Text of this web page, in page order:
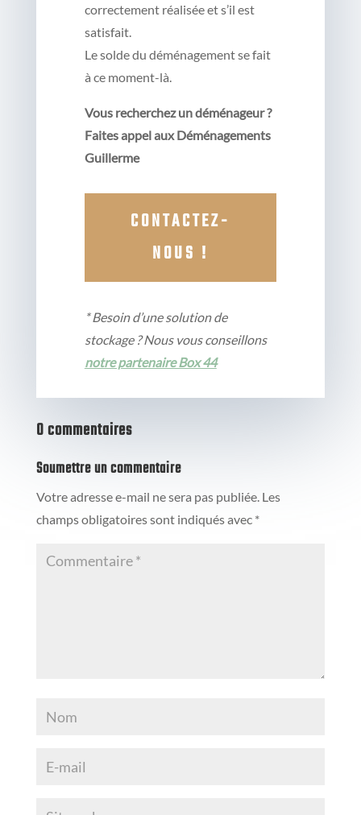
correctement réalisée et s’il est
satisfait.
Le solde du déménagement se fait
à ce moment-là.
Vous recherchez un déménageur ?
Faites appel aux Déménagements
Guillerme
CONTACTEZ-
NOUS !
* Besoin d’une solution de
stockage ? Nous vous conseillons
notre partenaire Box 44
0 commentaires
Soumettre un commentaire
Votre adresse e-mail ne sera pas publiée. Les
champs obligatoires sont indiqués avec *